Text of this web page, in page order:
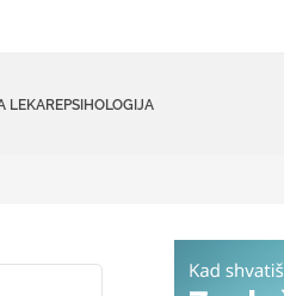
LEKAREPSIHOLOGIJA